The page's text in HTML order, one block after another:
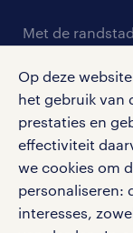
Op deze
het gebruik van
prestaties en
effectiviteit
we cookies om
personaliseren:
interesses,
personeel
aanmelden
salarischecker
bruto-netto
onze
pers
klachten en
Met de
en ontvang
Eenvoudig,
apple app
google